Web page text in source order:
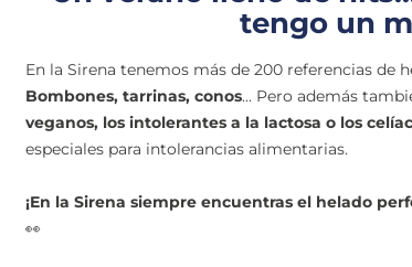
tengo un
En la Sirena tenemos más de 200 referencias de
Bombones, tarrinas, conos... Pero además
veganos, los intolerantes a la lactosa o los
especiales para intolerancias alimentarias.
¡En la Sirena siempre encuentras el helado
👀